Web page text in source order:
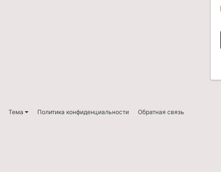
Тема Политика конфиденциальности Обратная связь